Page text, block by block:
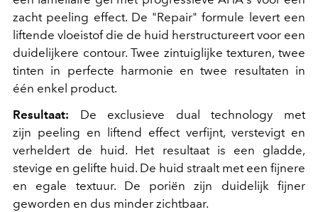
zacht peeling effect. De "Repair" formule levert een
liftende vloeistof die de huid herstructureert voor een
duidelijkere contour. Twee zintuiglijke texturen, twee
tinten in perfecte harmonie en twee resultaten in
één enkel product.
Resultaat: De exclusieve dual technology met
zijn peeling en liftend effect verfijnt, verstevigt en
verheldert de huid. Het resultaat is een gladde,
stevige en gelifte huid. De huid straalt met een fijnere
en egale textuur. De poriën zijn duidelijk fijner
geworden en dus minder zichtbaar.